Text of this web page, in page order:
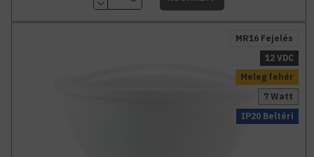
Meleg fehér
MR16 Fejelés
IP20 Beltéri
12 VDC
7 Watt